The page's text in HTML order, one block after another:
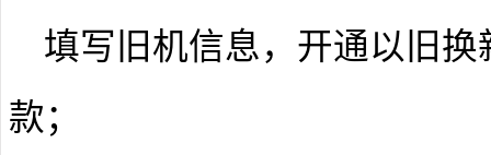
填写旧机信息，开通以旧
款；